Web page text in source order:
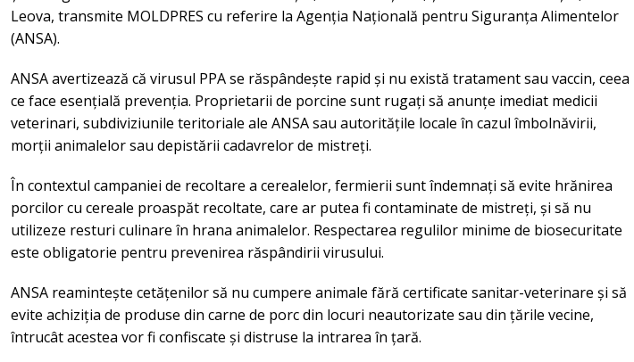
Leova, transmite MOLDPRES cu referire la Agenția Națională pentru Siguranța Alimentelor
(ANSA).
ANSA avertizează că virusul PPA se răspândește rapid și nu există tratament sau vaccin, ceea
ce face esențială prevenția. Proprietarii de porcine sunt rugați să anunțe imediat medicii
veterinari, subdiviziunile teritoriale ale ANSA sau autoritățile locale în cazul îmbolnăvirii,
morții animalelor sau depistării cadavrelor de mistreți.
În contextul campaniei de recoltare a cerealelor, fermierii sunt îndemnați să evite hrănirea
porcilor cu cereale proaspăt recoltate, care ar putea fi contaminate de mistreți, și să nu
utilizeze resturi culinare în hrana animalelor. Respectarea regulilor minime de biosecuritate
este obligatorie pentru prevenirea răspândirii virusului.
ANSA reamintește cetățenilor să nu cumpere animale fără certificate sanitar-veterinare și să
evite achiziția de produse din carne de porc din locuri neautorizate sau din țările vecine,
întrucât acestea vor fi confiscate și distruse la intrarea în țară.